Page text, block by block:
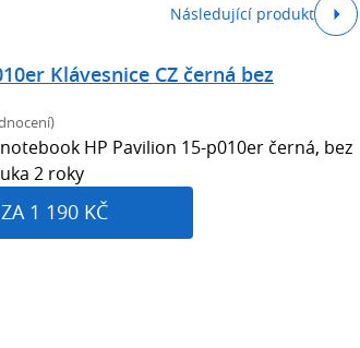
Následující produkt
Klávesnice CZ černá bez
HP Pavilion 15-p010er černá, bez
2 roky
1 190 KČ